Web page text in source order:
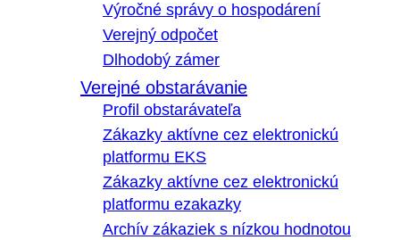
Výročné správy o hospodárení
Verejný odpočet
Dlhodobý zámer
Verejné obstarávanie
Profil obstarávateľa
Zákazky aktívne cez elektronickú
platformu EKS
Zákazky aktívne cez elektronickú
platformu ezakazky
Archív zákaziek s nízkou hodnotou